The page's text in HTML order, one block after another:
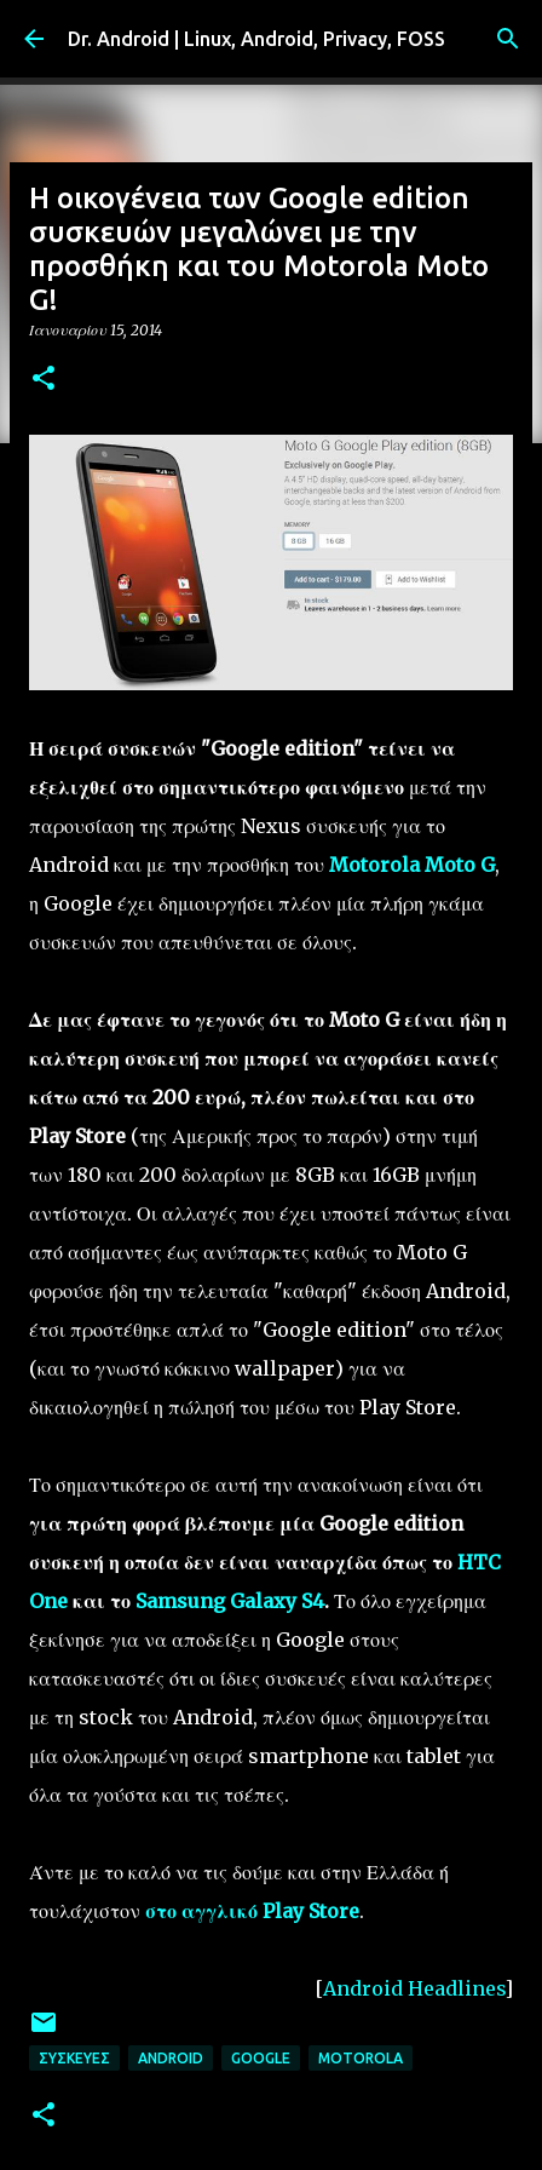
Μετάβαση στο κύριο περιεχόμενο
Dr. Android | Linux, Android, Privacy, FOSS
Η οικογένεια των Google edition
συσκευών μεγαλώνει με την
προσθήκη και του Motorola Moto
G!
Ιανουαρίου 15, 2014
Η σειρά συσκευών "Google edition" τείνει να
εξελιχθεί στο σημαντικότερο φαινόμενο μετά την
παρουσίαση της πρώτης Nexus συσκευής για το
Android και με την προσθήκη του Motorola Moto G,
η Google έχει δημιουργήσει πλέον μία πλήρη γκάμα
συσκευών που απευθύνεται σε όλους.
Δε μας έφτανε το γεγονός ότι το Moto G είναι ήδη η
καλύτερη συσκευή που μπορεί να αγοράσει κανείς
κάτω από τα 200 ευρώ, πλέον πωλείται και στο
Play Store (της Αμερικής προς το παρόν) στην τιμή
των 180 και 200 δολαρίων με 8GB και 16GB μνήμη
αντίστοιχα. Οι αλλαγές που έχει υποστεί πάντως είναι
από ασήμαντες έως ανύπαρκτες καθώς το Moto G
φορούσε ήδη την τελευταία "καθαρή" έκδοση Android,
έτσι προστέθηκε απλά το "Google edition" στο τέλος
(και το γνωστό κόκκινο wallpaper) για να
δικαιολογηθεί η πώλησή του μέσω του Play Store.
Το σημαντικότερο σε αυτή την ανακοίνωση είναι ότι
για πρώτη φορά βλέπουμε μία Google edition
συσκευή η οποία δεν είναι ναυαρχίδα όπως το HTC
One και το Samsung Galaxy S4. Το όλο εγχείρημα
ξεκίνησε για να αποδείξει η Google στους
κατασκευαστές ότι οι ίδιες συσκευές είναι καλύτερες
με τη stock του Android, πλέον όμως δημιουργείται
μία ολοκληρωμένη σειρά smartphone και tablet για
όλα τα γούστα και τις τσέπες.
Άντε με το καλό να τις δούμε και στην Ελλάδα ή
τουλάχιστον στο αγγλικό Play Store.
[Android Headlines]
ΣΥΣΚΕΥΈΣ ANDROID GOOGLE MOTOROLA